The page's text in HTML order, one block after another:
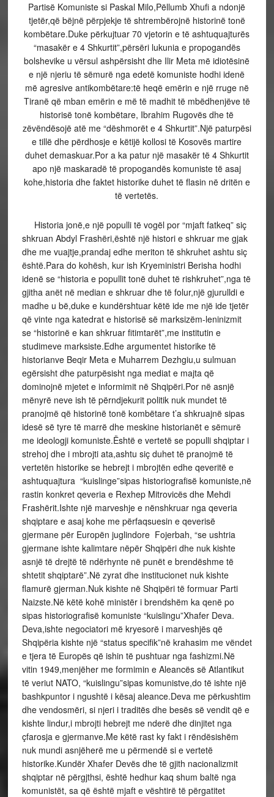
Partisë Komuniste si Paskal Milo,Pëllumb Xhufi a ndonjë
tjetër,që bëjnë përpjekje të shtrembërojnë historinë tonë
kombëtare.Duke përkujtuar 70 vjetorin e të ashtuquajturës
“masakër e 4 Shkurtit”,përsëri lukunia e propogandës
bolshevike u vërsul ashpërsisht dhe Ilir Meta më idiotësinë
e një njeriu të sëmurë nga edetë komuniste hodhi idenë
më agresive antikombëtare:të heqë emërin e një rruge në
Tiranë që mban emërin e më të madhit të mbëdhenjëve të
historisë tonë kombëtare, Ibrahim Rugovës dhe të
zëvëndësojë atë me “dëshmorët e 4 Shkurtit”.Një paturpësi
e tillë dhe përdhosje e këtijë kollosi të Kosovës martire
duhet demaskuar.Por a ka patur një masakër të 4 Shkurtit
apo një maskaradë të propogandës komuniste të asaj
kohe,historia dhe faktet historike duhet të flasin në dritën e
të vertetës.
Historia jonë,e një populli të vogël por “mjaft fatkeq” siç
shkruan Abdyl Frashëri,është një histori e shkruar me gjak
dhe me vuajtje,prandaj edhe meriton të shkruhet ashtu siç
është.Para do kohësh, kur ish Kryeministri Berisha hodhi
idenë se “historia e popullit tonë duhet të rishkruhet”,nga të
gjitha anët në median e shkruar dhe të folur,një gjurulldi e
madhe u bë,duke e kundërshtuar këtë ide me një ide tjetër
që vinte nga katedrat e historisë së marksizëm-leninizmit
se “historinë e kan shkruar fitimtarët”,me institutin e
studimeve marksiste.Edhe argumentet historike të
historianve Beqir Meta e Muharrem Dezhgiu,u sulmuan
egërsisht dhe paturpësisht nga mediat e majta që
dominojnë mjetet e informimit në Shqipëri.Por në asnjë
mënyrë neve ish të përndjekurit politik nuk mundet të
pranojmë që historinë tonë kombëtare t’a shkruajnë sipas
idesë së tyre të marrë dhe meskine historianët e sëmurë
me ideologji komuniste.Është e vertetë se populli shqiptar i
strehoj dhe i mbrojti ata,ashtu siç duhet të pranojmë të
vertetën historike se hebrejt i mbrojtën edhe qeveritë e
ashtuquajtura “kuislinge”sipas historiografisë komuniste,në
rastin konkret qeveria e Rexhep Mitrovicës dhe Mehdi
Frashërit.Ishte një marveshje e nënshkruar nga qeveria
shqiptare e asaj kohe me përfaqsuesin e qeverisë
gjermane për Europën juglindore Fojerbah, “se ushtria
gjermane ishte kalimtare nëpër Shqipëri dhe nuk kishte
asnjë të drejtë të ndërhynte në punët e brendëshme të
shtetit shqiptarë”.Në zyrat dhe institucionet nuk kishte
flamurë gjerman.Nuk kishte në Shqipëri të formuar Parti
Naizste.Në këtë kohë ministër i brendshëm ka qenë po
sipas historiografisë komuniste “kuislingu”Xhafer Deva.
Deva,ishte negociatori më kryesorë i marveshjës që
Shqipëria kishte një “status specifik”në krahasim me vëndet
e tjera të Europës që ishin të pushtuar nga fashizmi.Në
vitin 1949,menjëher me formimin e Aleancës së Atlantikut
të veriut NATO, “kuislingu”sipas komunistve,do të ishte një
bashkpuntor i ngushtë i kësaj aleance.Deva me përkushtim
dhe vendosmëri, si njeri i traditës dhe besës së vendit që e
kishte lindur,i mbrojti hebrejt me nderë dhe dinjitet nga
çfarosja e gjermanve.Me këtë rast ky fakt i rëndësishëm
nuk mundi asnjëherë me u përmendë si e vertetë
historike.Kundër Xhafer Devës dhe të gjith nacionalizmit
shqiptar në përgjthsi, është hedhur kaq shum baltë nga
komunistët, sa që është mjaft e vështirë të përgatitet